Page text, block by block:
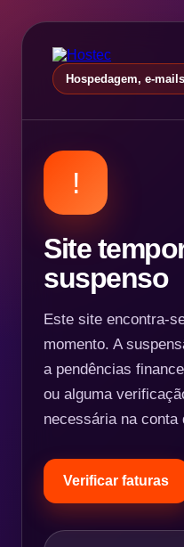
Hospedagem, e-
!
Site
suspenso
Este site encontra-
momento. A
a pendências
ou alguma
necessária na conta
Verificar faturas